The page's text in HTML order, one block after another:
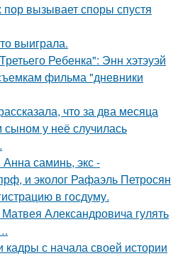
пор вызывает споры спустя
выиграла.
Ребенка": Энн хэтэуэй
фильма "дневники
что за два месяца
у неё случилась
саминь, экс -
и эколог Рафаэль Петросян
в госдуму.
Александровича гулять
с начала своей истории